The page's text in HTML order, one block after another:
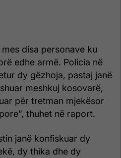
disa personave ku
edhe armë. Policia në
dy gëzhoja, pastaj janë
meshkuj kosovarë,
për tretman mjekësor
thuhet në raport.
janë konfiskuar dy
dy thika dhe dy